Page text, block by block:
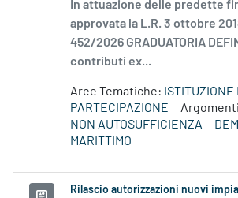
In attuazione delle predette
approvata la L.R. 3 ottobre
452/2026 GRADUATORIA
contributi ex...
Aree Tematiche: ISTITUZIONE
PARTECIPAZIONE
NON AUTOSUFFICIENZA
MARITTIMO
Rilascio autorizzazioni nuovi